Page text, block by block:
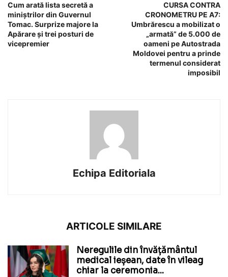
Cum arată lista secretă a
miniștrilor din Guvernul
Tomac. Surprize majore la
Apărare și trei posturi de
vicepremier
CURSA CONTRA
CRONOMETRU PE A7:
Umbrărescu a mobilizat o
„armată” de 5.000 de
oameni pe Autostrada
Moldovei pentru a prinde
termenul considerat
imposibil
Echipa Editoriala
ARTICOLE SIMILARE
Neregulile din învățământul
medical ieșean, date în vileag
chiar la ceremonia...